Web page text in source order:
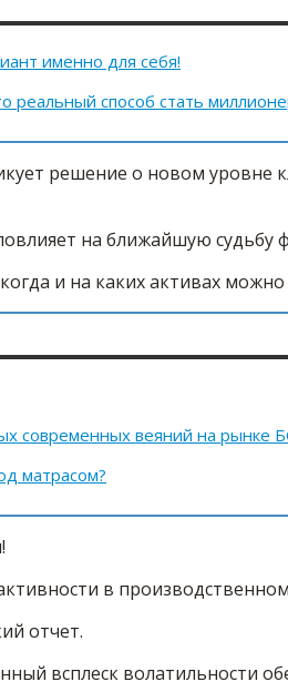
именно для себя!
способ стать
решение о новом
на ближайшую судьбу
и на каких активах можно
современных веяний на рынке
матрасом?
в
отчет.
всплеск волатильности